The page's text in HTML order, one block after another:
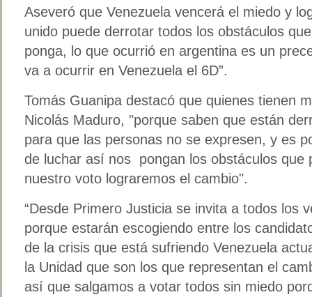
Aseveró que Venezuela vencerá el miedo y
unido puede derrotar todos los obstáculos
ponga, lo que ocurrió en argentina es un
va a ocurrir en Venezuela el 6D”.
Tomás Guanipa destacó que quienes tienen
Nicolás Maduro, "porque saben que están
para que las personas no se expresen, y es
de luchar así nos pongan los obstáculos que
nuestro voto lograremos el cambio".
“Desde Primero Justicia se invita a todos los
porque estarán escogiendo entre los
de la crisis que está sufriendo Venezuela
la Unidad que son los que representan el
así que salgamos a votar todos sin miedo